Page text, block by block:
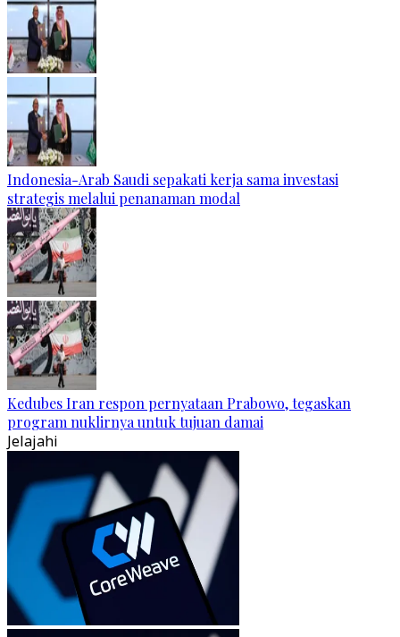
Indonesia-Arab Saudi sepakati kerja sama investasi
strategis melalui penanaman modal
Kedubes Iran respon pernyataan Prabowo, tegaskan
program nuklirnya untuk tujuan damai
Jelajahi